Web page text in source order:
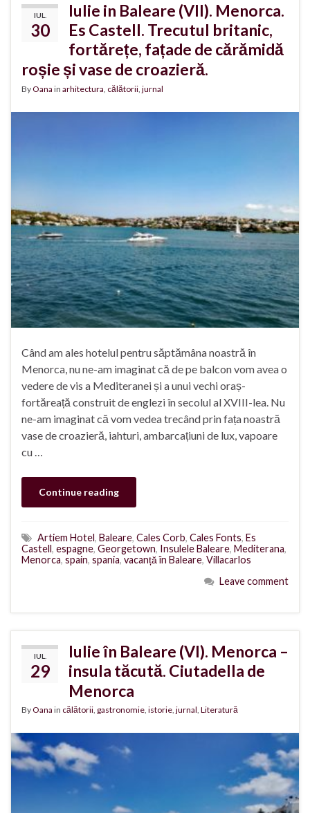
IUL.
30
Iulie in Baleare (VII). Menorca.
Es Castell. Trecutul britanic,
fortărețe, fațade de cărămidă
roșie și vase de croazieră.
ByOana in arhitectura, călătorii, jurnal
Când am ales hotelul pentru săptămâna noastră în
Menorca, nu ne-am imaginat că de pe balcon vom avea o
vedere de vis a Mediteranei și a unui vechi oraș-
fortăreață construit de englezi în secolul al XVIII-lea. Nu
ne-am imaginat că vom vedea trecând prin fața noastră
vase de croazieră, iahturi, ambarcațiuni de lux, vapoare
cu …
Continue reading
Artiem Hotel, Baleare, Cales Corb, Cales Fonts, Es
Castell, espagne, Georgetown, Insulele Baleare, Mediterana,
Menorca, spain, spania, vacanță în Baleare, Villacarlos
Leave comment
IUL.
29
Iulie în Baleare (VI). Menorca –
insula tăcută. Ciutadella de
Menorca
ByOana in călătorii gastronomie istorie jurnal Literatură